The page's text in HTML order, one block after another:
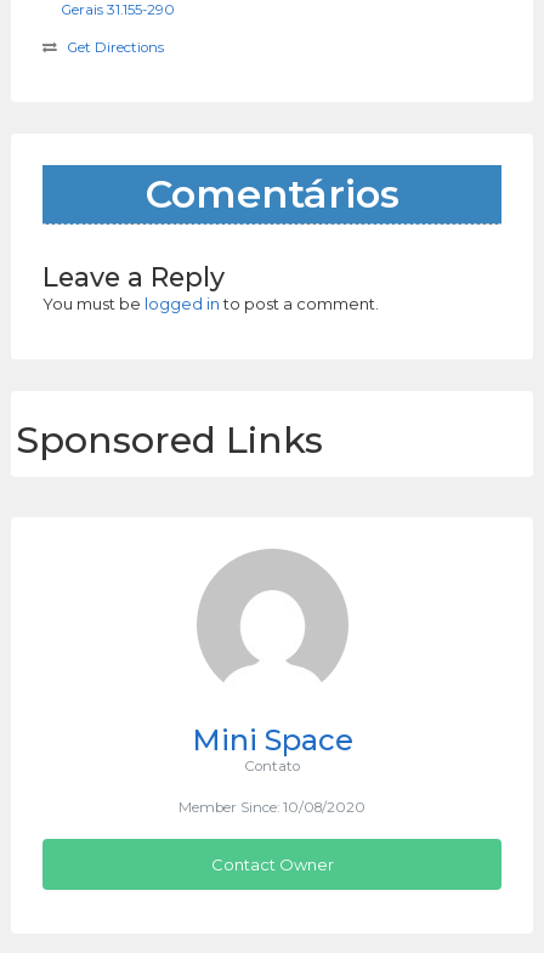
Gerais 31.155-290
Get Directions
Comentários
Leave a Reply
You must be logged into post a comment.
Sponsored Links
Mini Space
Contato
Member Since: 10/08/2020
Contact Owner